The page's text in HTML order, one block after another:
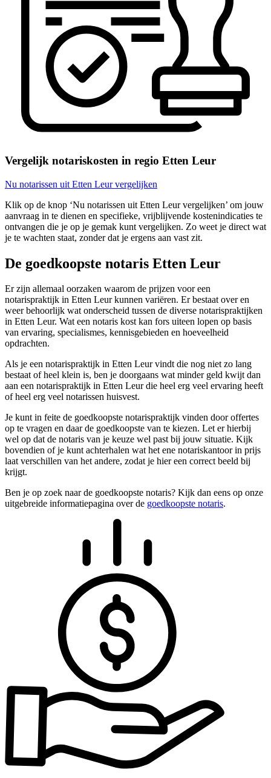
Vergelijk notariskosten in regio Etten Leur
Nu notarissen uit Etten Leur vergelijken
Klik op de knop ‘Nu notarissen uit Etten Leur vergelijken’ om jouw
aanvraag in te dienen en specifieke, vrijblijvende kostenindicaties te
ontvangen die je op je gemak kunt vergelijken. Zo weet je direct wat
je te wachten staat, zonder dat je ergens aan vast zit.
De goedkoopste notaris Etten Leur
Er zijn allemaal oorzaken waarom de prijzen voor een
notarispraktijk in Etten Leur kunnen variëren. Er bestaat over en
weer behoorlijk wat onderscheid tussen de diverse notarispraktijken
in Etten Leur. Wat een notaris kost kan fors uiteen lopen op basis
van ervaring, specialismes, kennisgebieden en hoeveelheid
opdrachten.
Als je een notarispraktijk in Etten Leur vindt die nog niet zo lang
bestaat of heel klein is, ben je doorgaans wat minder geld kwijt dan
aan een notarispraktijk in Etten Leur die heel erg veel ervaring heeft
of heel erg veel notarissen huisvest.
Je kunt in feite de goedkoopste notarispraktijk vinden door offertes
op te vragen en daar de goedkoopste van te kiezen. Let er hierbij
wel op dat de notaris van je keuze wel past bij jouw situatie. Kijk
bovendien of je kunt achterhalen wat het ene notariskantoor in prijs
laat verschillen van het andere, zodat je hier een correct beeld bij
krijgt.
Ben je op zoek naar de goedkoopste notaris? Kijk dan eens op onze
uitgebreide informatiepagina over de goedkoopste notaris.